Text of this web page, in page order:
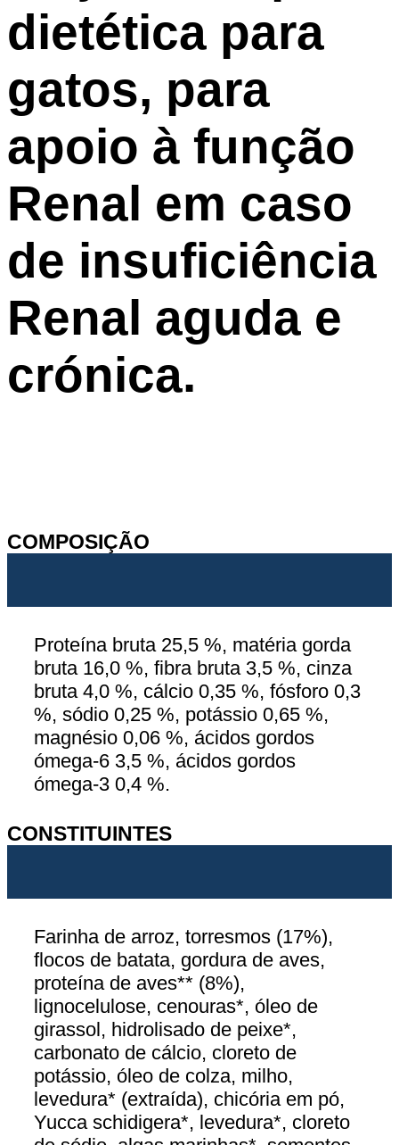
dietética para
gatos, para
apoio à função
Renal em caso
de insuficiência
Renal aguda e
crónica.
COMPOSIÇÃO
Proteína bruta 25,5 %, matéria gorda
bruta 16,0 %, fibra bruta 3,5 %, cinza
bruta 4,0 %, cálcio 0,35 %, fósforo 0,3
%, sódio 0,25 %, potássio 0,65 %,
magnésio 0,06 %, ácidos gordos
ómega-6 3,5 %, ácidos gordos
ómega-3 0,4 %.
CONSTITUINTES
Farinha de arroz, torresmos (17%),
flocos de batata, gordura de aves,
proteína de aves** (8%),
lignocelulose, cenouras*, óleo de
girassol, hidrolisado de peixe*,
carbonato de cálcio, cloreto de
potássio, óleo de colza, milho,
levedura* (extraída), chicória em pó,
Yucca schidigera*, levedura*, cloreto